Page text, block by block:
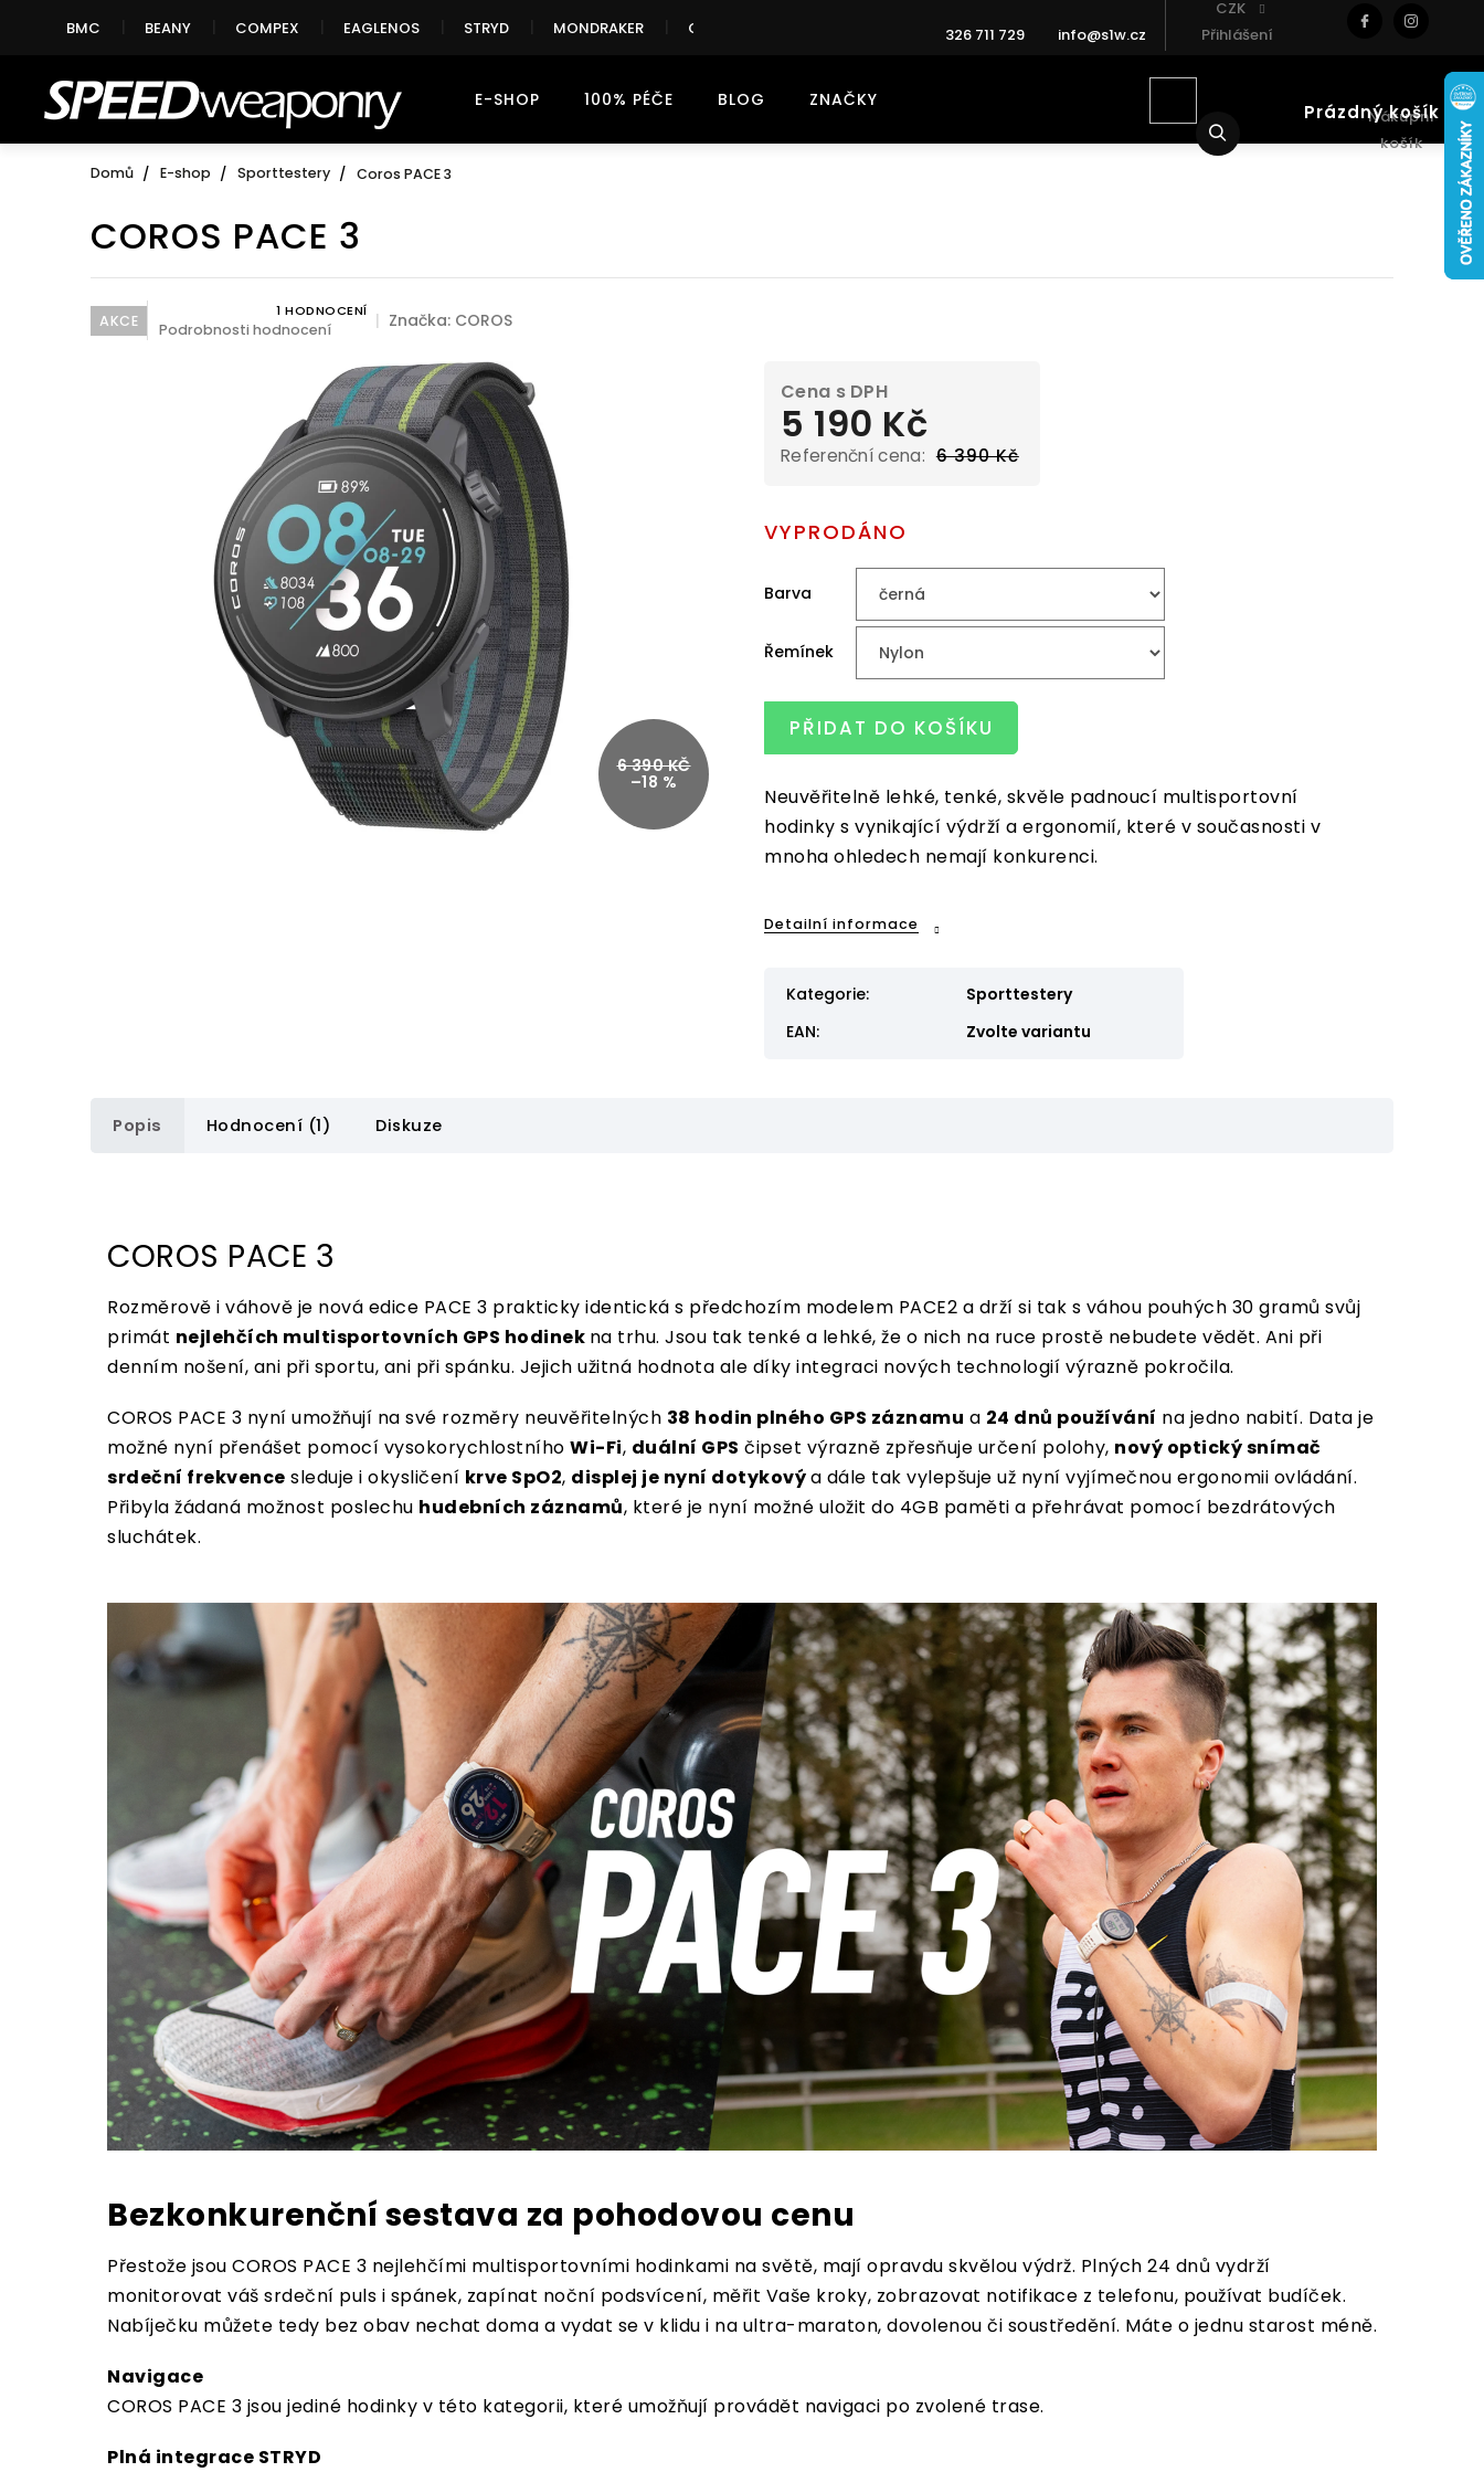
326 711 729 info@s1w.cz
CZK
Přihlášení
BMC BEANY COMPEX EAGLENOS STRYD MONDRAKER CANNONDALE
Nákupní
košík
Prázdný košík
E-SHOP 100% PÉČE BLOG ZNAČKY
Domů E-shop Sporttestery Coros PACE 3
COROS PACE 3
AKCE Průměrné hodnocení produktu je 5,0 z 5 hvězdiček.
1 HODNOCENÍ
Podrobnosti hodnocení Značka: COROS
6 390 KČ
–18 %
6 390 Kč
5 190 Kč
VYPRODÁNO
Barva
Řemínek
PŘIDAT DO KOŠÍKU
Neuvěřitelně lehké, tenké, skvěle padnoucí multisportovní
hodinky s vynikající výdrží a ergonomií, které v současnosti v
mnoha ohledech nemají konkurenci.
Detailní informace
Kategorie:
Sporttestery
EAN: Zvolte variantu
Popis Hodnocení (1) Diskuze
COROS PACE 3
Rozměrově i váhově je nová edice PACE 3 prakticky identická s předchozím modelem PACE2 a drží si tak s váhou pouhých 30 gramů svůj
primát nejlehčích multisportovních GPS hodinek na trhu. Jsou tak tenké a lehké, že o nich na ruce prostě nebudete vědět. Ani při
denním nošení, ani při sportu, ani při spánku. Jejich užitná hodnota ale díky integraci nových technologií výrazně pokročila.
COROS PACE 3 nyní umožňují na své rozměry neuvěřitelných 38 hodin plného GPS záznamu a 24 dnů používání na jedno nabití. Data je
možné nyní přenášet pomocí vysokorychlostního Wi-Fi, duální GPS čipset výrazně zpřesňuje určení polohy, nový optický snímač
srdeční frekvence sleduje i okysličení krve SpO2, displej je nyní dotykovýa dále tak vylepšuje už nyní vyjímečnou ergonomii ovládání.
Přibyla žádaná možnost poslechu hudebních záznamů, které je nyní možné uložit do 4GB paměti a přehrávat pomocí bezdrátových
sluchátek.
Bezkonkurenční sestava za pohodovou cenu
Přestože jsou COROS PACE 3 nejlehčími multisportovními hodinkami na světě, mají opravdu skvělou výdrž. Plných 24 dnů vydrží
monitorovat váš srdeční puls i spánek, zapínat noční podsvícení, měřit Vaše kroky, zobrazovat notifikace z telefonu, používat budíček.
Nabíječku můžete tedy bez obav nechat doma a vydat se v klidu i na ultra-maraton, dovolenou či soustředění. Máte o jednu starost méně.
Navigace
COROS PACE 3 jsou jediné hodinky v této kategorii, které umožňují provádět navigaci po zvolené trase.
Plná integrace STRYD